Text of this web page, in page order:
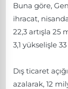
Buna göre,
ihracat,
22,3 artışla
3,1 yükselişle
Dış ticaret
azalarak, 12